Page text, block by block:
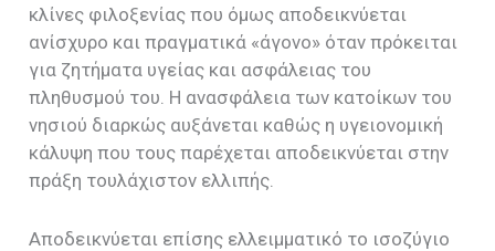
κλίνες φιλοξενίας που όμως αποδεικνύεται
ανίσχυρο και πραγματικά «άγονο» όταν πρόκειται
για ζητήματα υγείας και ασφάλειας του
πληθυσμού του. Η ανασφάλεια των κατοίκων του
νησιού διαρκώς αυξάνεται καθώς η υγειονομική
κάλυψη που τους παρέχεται αποδεικνύεται στην
πράξη τουλάχιστον ελλιπής.
Αποδεικνύεται επίσης ελλειμματικό το ισοζύγιο